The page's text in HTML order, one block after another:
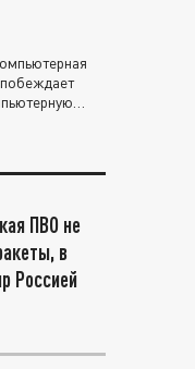
ПВО не
в
Россией